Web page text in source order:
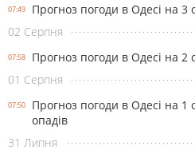
07:49
Прогноз погоди в Одесі на 3
02 Серпня
07:58
Прогноз погоди в Одесі на
01 Серпня
07:50
Прогноз погоди в Одесі на
опадів
31 Липня